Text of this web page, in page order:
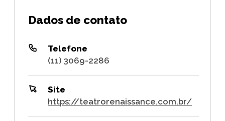
Dados de contato
Telefone
(11) 3069-2286
Site
https://teatrorenaissance.com.br/